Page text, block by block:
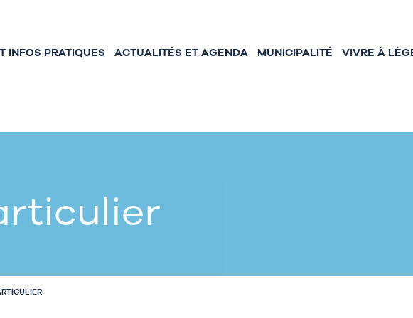
INFOS PRATIQUES ACTUALITÉS ET AGENDA MUNICIPALITÉ VIVRE À